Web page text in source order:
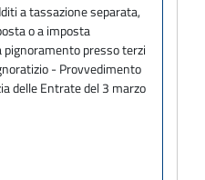
a tassazione separata,
o a imposta
presso terzi
- Provvedimento
delle Entrate del 3 marzo